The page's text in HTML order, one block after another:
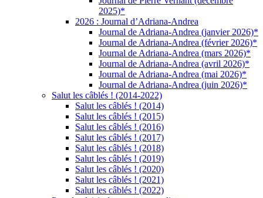
2025)*
2026 : Journal d’Adriana-Andrea
Journal de Adriana-Andrea (janvier 2026)*
Journal de Adriana-Andrea (février 2026)*
Journal de Adriana-Andrea (mars 2026)*
Journal de Adriana-Andrea (avril 2026)*
Journal de Adriana-Andrea (mai 2026)*
Journal de Adriana-Andrea (juin 2026)*
Salut les câblés ! (2014-2022)
Salut les câblés ! (2014)
Salut les câblés ! (2015)
Salut les câblés ! (2016)
Salut les câblés ! (2017)
Salut les câblés ! (2018)
Salut les câblés ! (2019)
Salut les câblés ! (2020)
Salut les câblés ! (2021)
Salut les câblés ! (2022)